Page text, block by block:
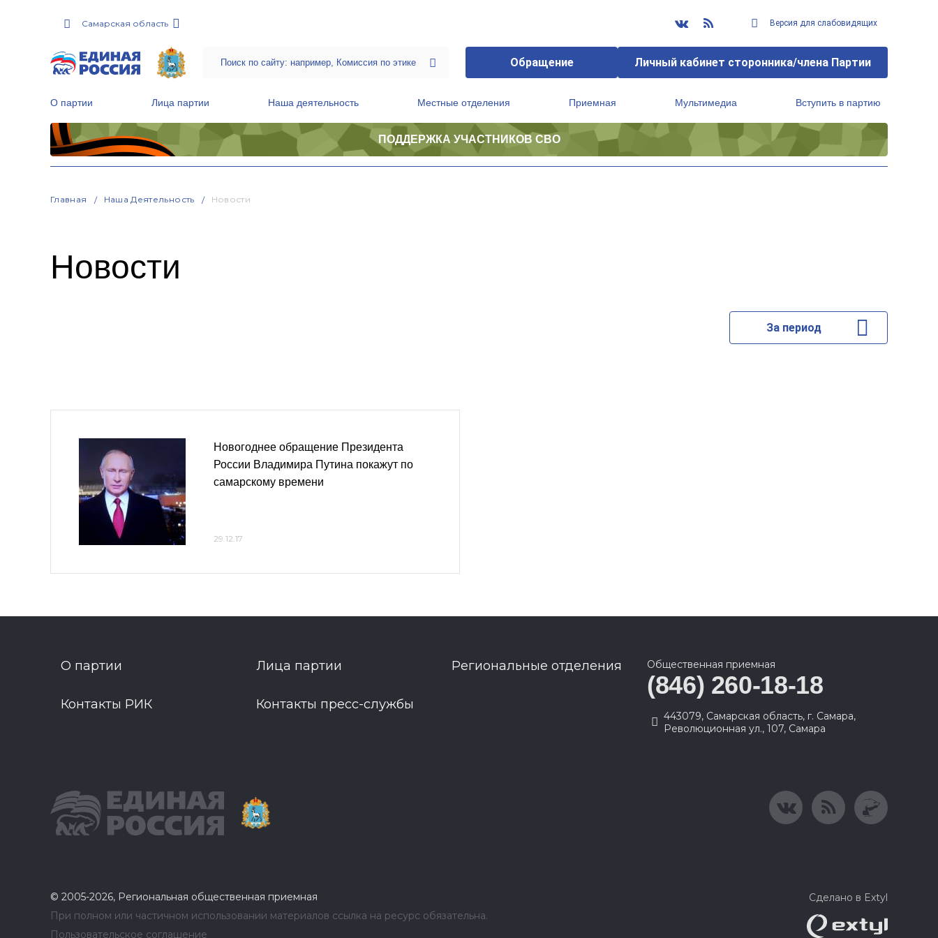
Самарская область Версия для слабовидящих
Обращение Личный кабинет сторонника/члена Партии
О партии Лица партии Наша деятельность Местные отделения Приемная Мультимедиа Вступить в партию
ПОДДЕРЖКА УЧАСТНИКОВ СВО
Главная Наша Деятельность Новости
Новости
За период
Новогоднее обращение Президента
России Владимира Путина покажут по
самарскому времени
29.12.17
О партии Лица партии Региональные отделения
Контакты РИК Контакты пресс-службы
Общественная приемная
(846) 260-18-18
443079, Самарская область, г. Самара,
Революционная ул., 107, Самара
© 2005-2026, Региональная общественная приемная
При полном или частичном использовании материалов ссылка на ресурс обязательна.
Пользовательское соглашение
Сделано в Extyl